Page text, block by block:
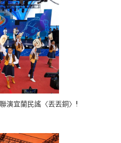
演宜蘭民謠〈丟丟銅〉!